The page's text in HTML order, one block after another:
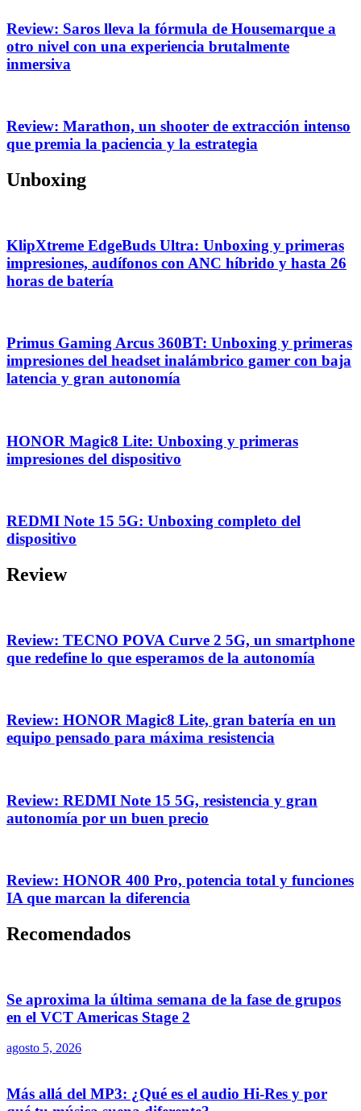
Review: Saros lleva la fórmula de Housemarque a
otro nivel con una experiencia brutalmente
inmersiva
Review: Marathon, un shooter de extracción intenso
que premia la paciencia y la estrategia
Unboxing
KlipXtreme EdgeBuds Ultra: Unboxing y primeras
impresiones, audífonos con ANC híbrido y hasta 26
horas de batería
Primus Gaming Arcus 360BT: Unboxing y primeras
impresiones del headset inalámbrico gamer con baja
latencia y gran autonomía
HONOR Magic8 Lite: Unboxing y primeras
impresiones del dispositivo
REDMI Note 15 5G: Unboxing completo del
dispositivo
Review
Review: TECNO POVA Curve 2 5G, un smartphone
que redefine lo que esperamos de la autonomía
Review: HONOR Magic8 Lite, gran batería en un
equipo pensado para máxima resistencia
Review: REDMI Note 15 5G, resistencia y gran
autonomía por un buen precio
Review: HONOR 400 Pro, potencia total y funciones
IA que marcan la diferencia
Recomendados
Se aproxima la última semana de la fase de grupos
en el VCT Americas Stage 2
agosto 5, 2026
Más allá del MP3: ¿Qué es el audio Hi-Res y por